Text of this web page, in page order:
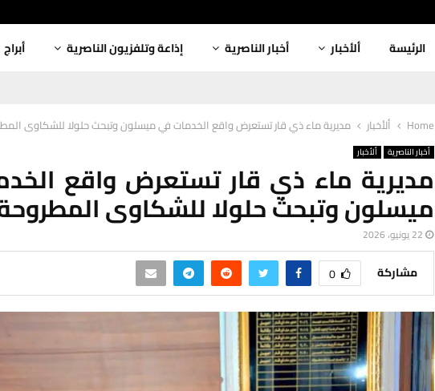
الرئيسة ألأخبار أخبار الناصرية إذاعة وتلفزيون الناصرية أبراج
Home ألأخبار مديرية ماء ذي قار تستعرض واقع الخدمات في ميسلون وتبحث حلولا للشكاوى
أخبار الناصرية ألأخبار
مديرية ماء ذي قار تستعرض واقع
ميسلون وتبحث حلولا للشكاوى
22 يونيو، 2026
مشاركة 0